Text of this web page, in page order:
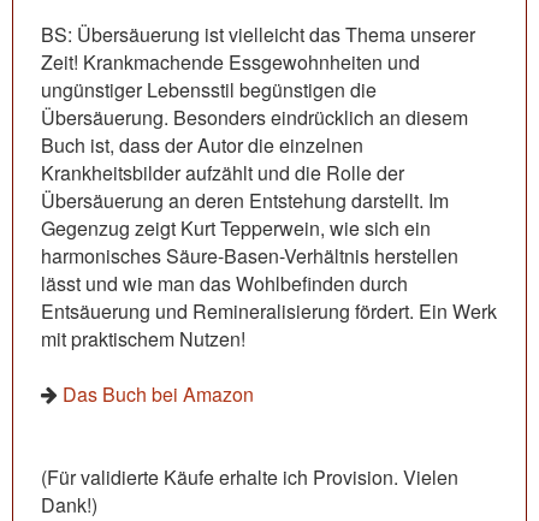
BS: Übersäuerung ist vielleicht das Thema unserer
Zeit! Krankmachende Essgewohnheiten und
ungünstiger Lebensstil begünstigen die
Übersäuerung. Besonders eindrücklich an diesem
Buch ist, dass der Autor die einzelnen
Krankheitsbilder aufzählt und die Rolle der
Übersäuerung an deren Entstehung darstellt. Im
Gegenzug zeigt Kurt Tepperwein, wie sich ein
harmonisches Säure-Basen-Verhältnis herstellen
lässt und wie man das Wohlbefinden durch
Entsäuerung und Remineralisierung fördert. Ein Werk
mit praktischem Nutzen!
Das Buch bei Amazon
(Für validierte Käufe erhalte ich Provision. Vielen
Dank!)